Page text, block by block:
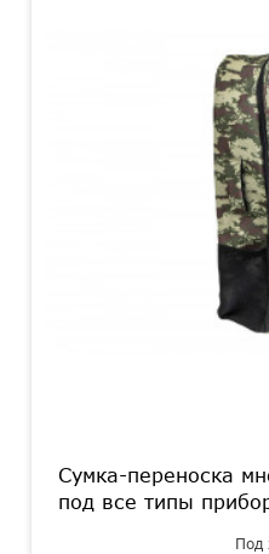
Сумка-переноска
под все типы
Под